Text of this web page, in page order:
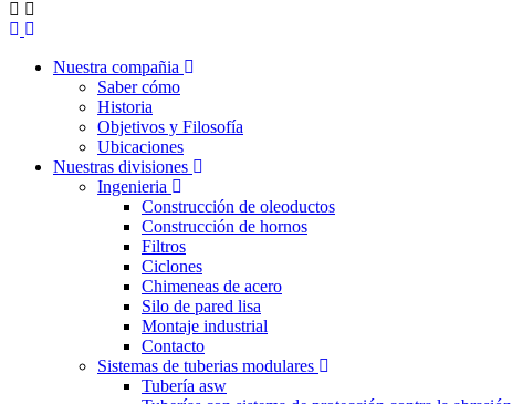
Nuestra compañia
Saber cómo
Historia
Objetivos y Filosofía
Ubicaciones
Nuestras divisiones
Ingenieria
Construcción de oleoductos
Construcción de hornos
Filtros
Ciclones
Chimeneas de acero
Silo de pared lisa
Montaje industrial
Contacto
Sistemas de tuberias modulares
Tubería asw